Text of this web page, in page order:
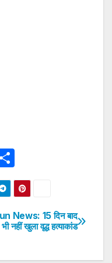
st
h
ar
e
News: 15 दिन बाद
भी नहीं खुला वृद्ध हत्याकांड